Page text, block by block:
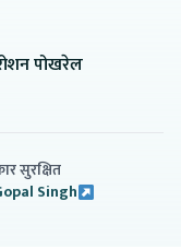
पोखरेल
सुरक्षित
Singh